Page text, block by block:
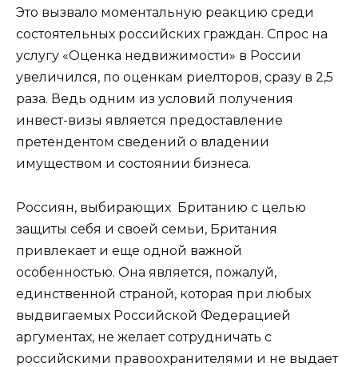
Это вызвало моментальную реакцию среди
состоятельных российских граждан. Спрос на
услугу «Оценка недвижимости» в России
увеличился, по оценкам риелторов, сразу в 2,5
раза. Ведь одним из условий получения
инвест-визы является предоставление
претендентом сведений о владении
имуществом и состоянии бизнеса.
Россиян, выбирающих Британию с целью
защиты себя и своей семьи, Британия
привлекает и еще одной важной
особенностью. Она является, пожалуй,
единственной страной, которая при любых
выдвигаемых Российской Федерацией
аргументах, не желает сотрудничать с
российскими правоохранителями и не выдает